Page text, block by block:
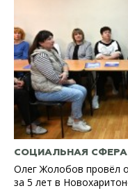
СОЦИАЛЬНАЯ СФЕРА
Олег Жолобов провёл
за 5 лет в